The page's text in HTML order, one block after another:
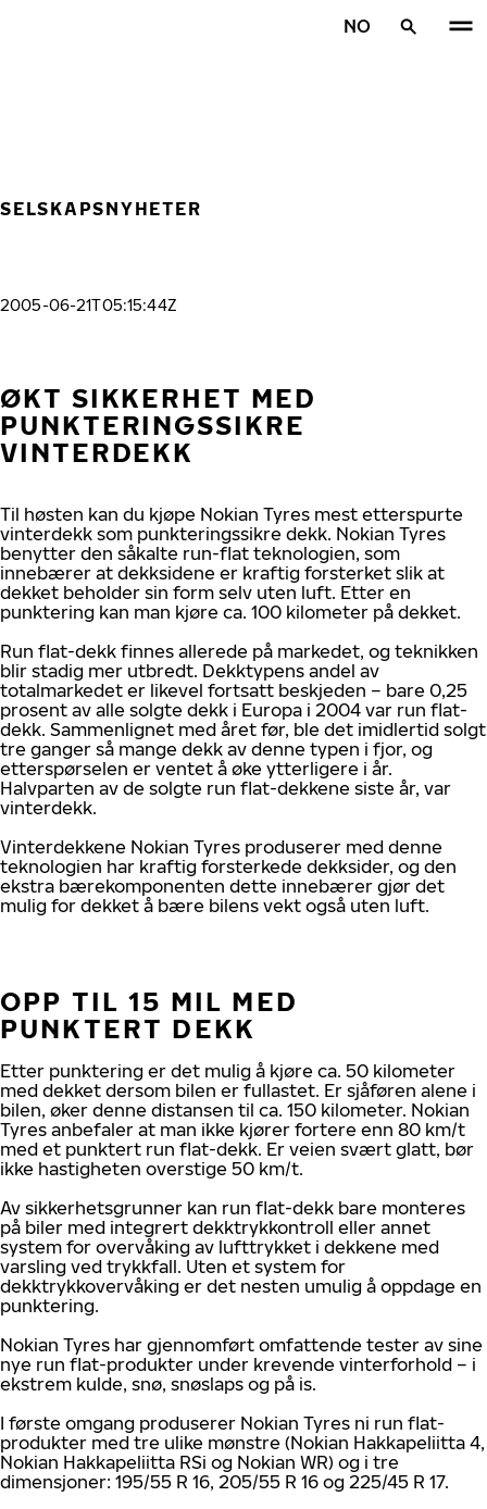
NO
SELSKAPSNYHETER
2005-06-21T05:15:44Z
ØKT SIKKERHET MED
PUNKTERINGSSIKRE
VINTERDEKK
Til høsten kan du kjøpe Nokian Tyres mest etterspurte
vinterdekk som punkteringssikre dekk. Nokian Tyres
benytter den såkalte run-flat teknologien, som
innebærer at dekksidene er kraftig forsterket slik at
dekket beholder sin form selv uten luft. Etter en
punktering kan man kjøre ca. 100 kilometer på dekket.
Run flat-dekk finnes allerede på markedet, og teknikken
blir stadig mer utbredt. Dekktypens andel av
totalmarkedet er likevel fortsatt beskjeden – bare 0,25
prosent av alle solgte dekk i Europa i 2004 var run flat-
dekk. Sammenlignet med året før, ble det imidlertid solgt
tre ganger så mange dekk av denne typen i fjor, og
etterspørselen er ventet å øke ytterligere i år.
Halvparten av de solgte run flat-dekkene siste år, var
vinterdekk.
Vinterdekkene Nokian Tyres produserer med denne
teknologien har kraftig forsterkede dekksider, og den
ekstra bærekomponenten dette innebærer gjør det
mulig for dekket å bære bilens vekt også uten luft.
OPP TIL 15 MIL MED
PUNKTERT DEKK
Etter punktering er det mulig å kjøre ca. 50 kilometer
med dekket dersom bilen er fullastet. Er sjåføren alene i
bilen, øker denne distansen til ca. 150 kilometer. Nokian
Tyres anbefaler at man ikke kjører fortere enn 80 km/t
med et punktert run flat-dekk. Er veien svært glatt, bør
ikke hastigheten overstige 50 km/t.
Av sikkerhetsgrunner kan run flat-dekk bare monteres
på biler med integrert dekktrykkontroll eller annet
system for overvåking av lufttrykket i dekkene med
varsling ved trykkfall. Uten et system for
dekktrykkovervåking er det nesten umulig å oppdage en
punktering.
Nokian Tyres har gjennomført omfattende tester av sine
nye run flat-produkter under krevende vinterforhold – i
ekstrem kulde, snø, snøslaps og på is.
I første omgang produserer Nokian Tyres ni run flat-
produkter med tre ulike mønstre (Nokian Hakkapeliitta 4,
Nokian Hakkapeliitta RSi og Nokian WR) og i tre
dimensjoner: 195/55 R 16, 205/55 R 16 og 225/45 R 17.